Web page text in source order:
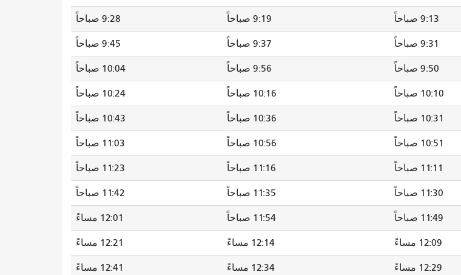
9:13 صباحاً 9:19 صباحاً 9:28 صباحاً
9:31 صباحاً 9:37 صباحاً 9:45 صباحاً
9:50 صباحاً 9:56 صباحاً 10:04 صباحاً
10:10 صباحاً 10:16 صباحاً 10:24 صباحاً
10:31 صباحاً 10:36 صباحاً 10:43 صباحاً
10:51 صباحاً 10:56 صباحاً 11:03 صباحاً
11:11 صباحاً 11:16 صباحاً 11:23 صباحاً
11:30 صباحاً 11:35 صباحاً 11:42 صباحاً
11:49 صباحاً 11:54 صباحاً 12:01 مساءً
12:09 مساءً 12:14 مساءً 12:21 مساءً
12:29 مساءً 12:34 مساءً 12:41 مساءً